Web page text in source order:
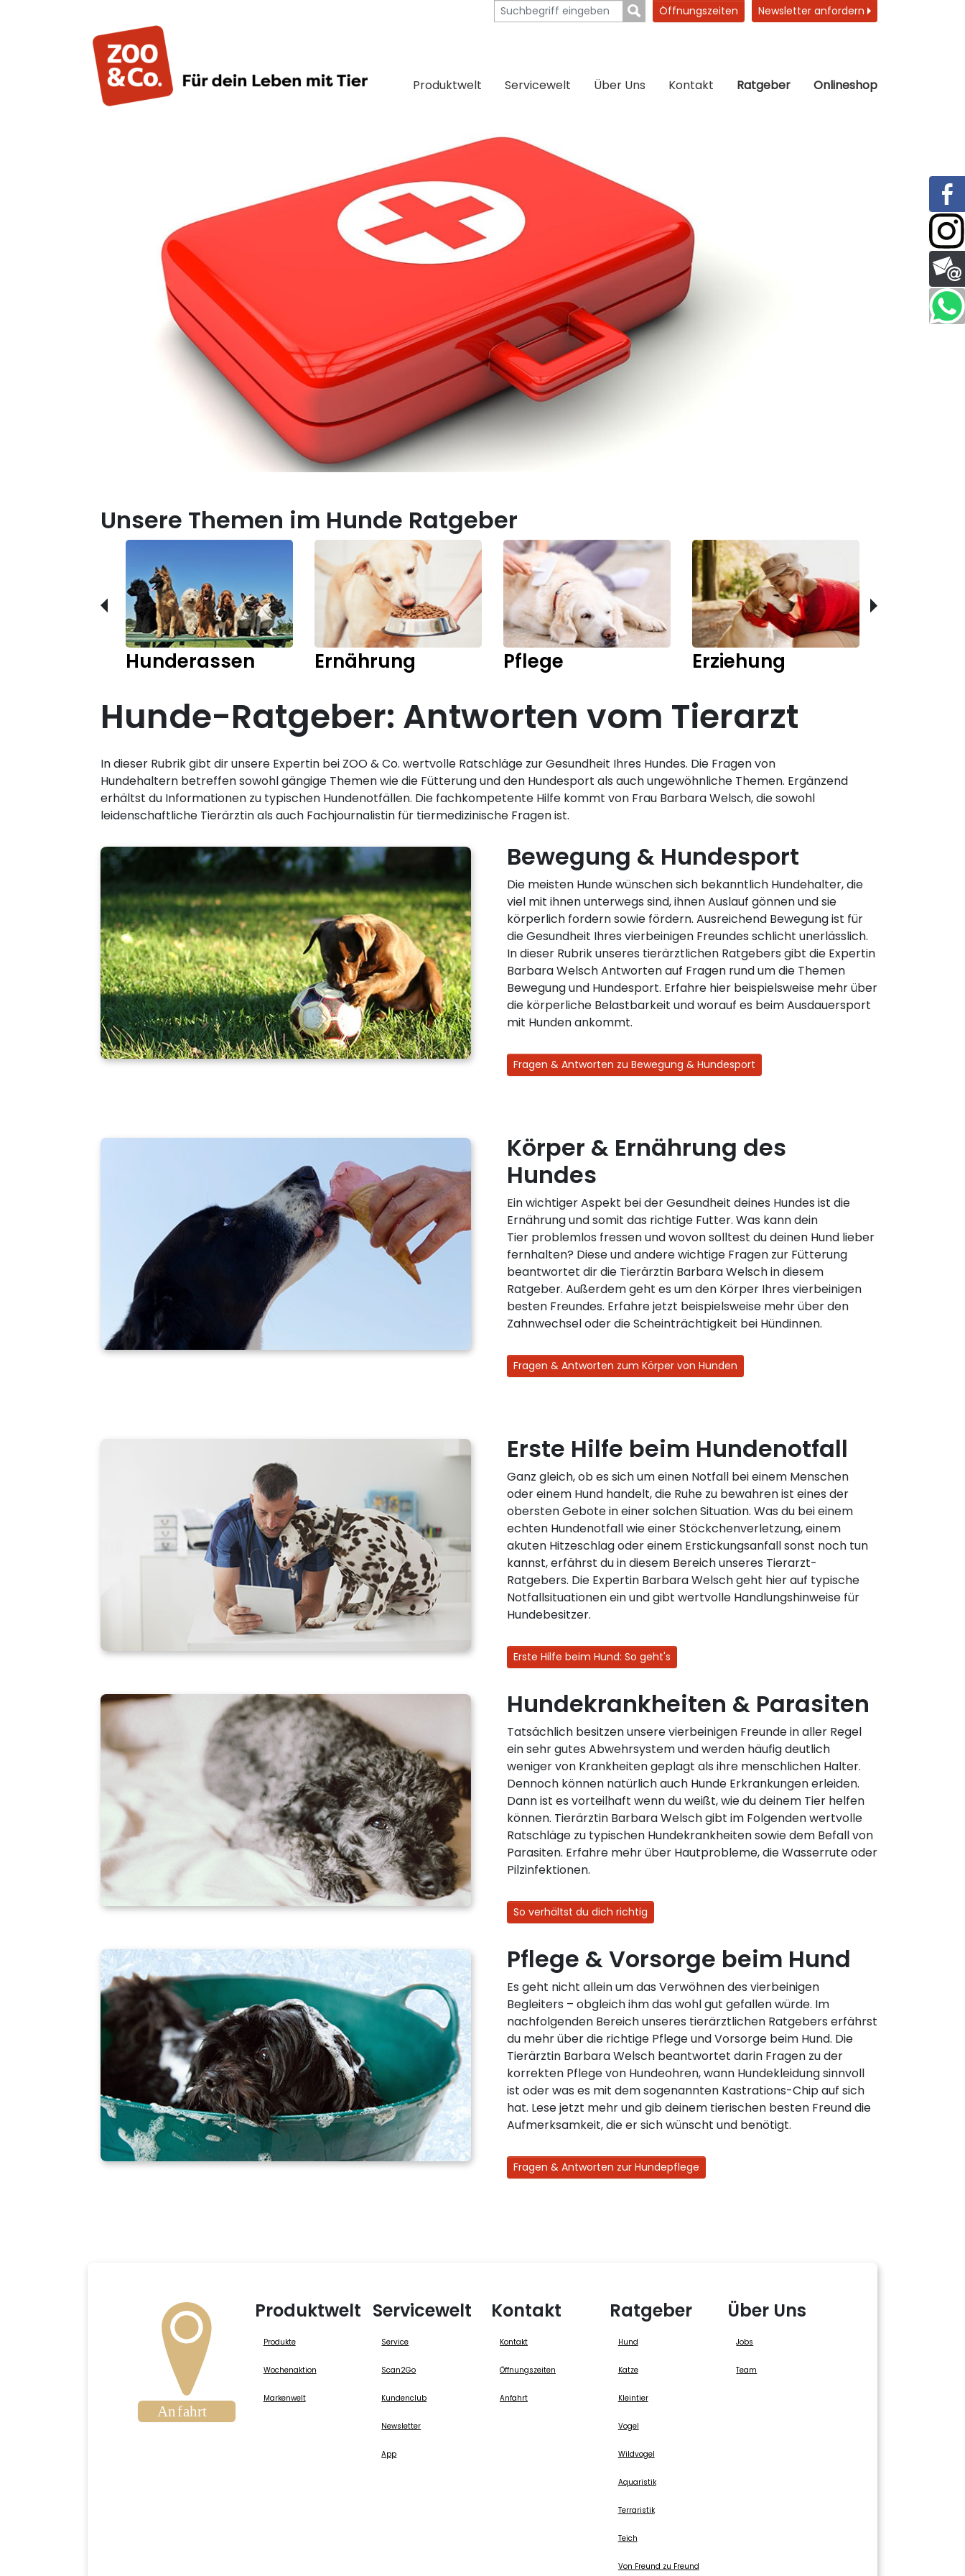
Öffnungszeiten Newsletter anfordern
Produktwelt Servicewelt Über Uns Kontakt Ratgeber Onlineshop
Unsere Themen im Hunde Ratgeber
Hunderassen Ernährung Pflege Erziehung
Hunde-Ratgeber: Antworten vom Tierarzt
In dieser Rubrik gibt dir unsere Expertin bei ZOO & Co. wertvolle Ratschläge zur Gesundheit Ihres Hundes. Die Fragen von
Hundehaltern betreffen sowohl gängige Themen wie die Fütterung und den Hundesport als auch ungewöhnliche Themen. Ergänzend
erhältst du Informationen zu typischen Hundenotfällen. Die fachkompetente Hilfe kommt von Frau Barbara Welsch, die sowohl
leidenschaftliche Tierärztin als auch Fachjournalistin für tiermedizinische Fragen ist.
Bewegung & Hundesport
Die meisten Hunde wünschen sich bekanntlich Hundehalter, die
viel mit ihnen unterwegs sind, ihnen Auslauf gönnen und sie
körperlich fordern sowie fördern. Ausreichend Bewegung ist für
die Gesundheit Ihres vierbeinigen Freundes schlicht unerlässlich.
In dieser Rubrik unseres tierärztlichen Ratgebers gibt die Expertin
Barbara Welsch Antworten auf Fragen rund um die Themen
Bewegung und Hundesport. Erfahre hier beispielsweise mehr über
die körperliche Belastbarkeit und worauf es beim Ausdauersport
mit Hunden ankommt.
Fragen & Antworten zu Bewegung & Hundesport
Körper & Ernährung des
Hundes
Ein wichtiger Aspekt bei der Gesundheit deines Hundes ist die
Ernährung und somit das richtige Futter. Was kann dein
Tier problemlos fressen und wovon solltest du deinen Hund lieber
fernhalten? Diese und andere wichtige Fragen zur Fütterung
beantwortet dir die Tierärztin Barbara Welsch in diesem
Ratgeber. Außerdem geht es um den Körper Ihres vierbeinigen
besten Freundes. Erfahre jetzt beispielsweise mehr über den
Zahnwechsel oder die Scheinträchtigkeit bei Hündinnen.
Fragen & Antworten zum Körper von Hunden
Erste Hilfe beim Hundenotfall
Ganz gleich, ob es sich um einen Notfall bei einem Menschen
oder einem Hund handelt, die Ruhe zu bewahren ist eines der
obersten Gebote in einer solchen Situation. Was du bei einem
echten Hundenotfall wie einer Stöckchenverletzung, einem
akuten Hitzeschlag oder einem Erstickungsanfall sonst noch tun
kannst, erfährst du in diesem Bereich unseres Tierarzt-
Ratgebers. Die Expertin Barbara Welsch geht hier auf typische
Notfallsituationen ein und gibt wertvolle Handlungshinweise für
Hundebesitzer.
Erste Hilfe beim Hund: So geht's
Hundekrankheiten & Parasiten
Tatsächlich besitzen unsere vierbeinigen Freunde in aller Regel
ein sehr gutes Abwehrsystem und werden häufig deutlich
weniger von Krankheiten geplagt als ihre menschlichen Halter.
Dennoch können natürlich auch Hunde Erkrankungen erleiden.
Dann ist es vorteilhaft wenn du weißt, wie du deinem Tier helfen
können. Tierärztin Barbara Welsch gibt im Folgenden wertvolle
Ratschläge zu typischen Hundekrankheiten sowie dem Befall von
Parasiten. Erfahre mehr über Hautprobleme, die Wasserrute oder
Pilzinfektionen.
So verhältst du dich richtig
Pflege & Vorsorge beim Hund
Es geht nicht allein um das Verwöhnen des vierbeinigen
Begleiters – obgleich ihm das wohl gut gefallen würde. Im
nachfolgenden Bereich unseres tierärztlichen Ratgebers erfährst
du mehr über die richtige Pflege und Vorsorge beim Hund. Die
Tierärztin Barbara Welsch beantwortet darin Fragen zu der
korrekten Pflege von Hundeohren, wann Hundekleidung sinnvoll
ist oder was es mit dem sogenannten Kastrations-Chip auf sich
hat. Lese jetzt mehr und gib deinem tierischen besten Freund die
Aufmerksamkeit, die er sich wünscht und benötigt.
Fragen & Antworten zur Hundepflege
Produktwelt
Produkte
Wochenaktion
Markenwelt
Servicewelt
Service
Scan2Go
Kundenclub
Newsletter
App
Kontakt
Kontakt
Öffnungszeiten
Anfahrt
Ratgeber
Hund
Katze
Kleintier
Vogel
Wildvogel
Aquaristik
Terraristik
Teich
Von Freund zu Freund
Über Uns
Jobs
Team